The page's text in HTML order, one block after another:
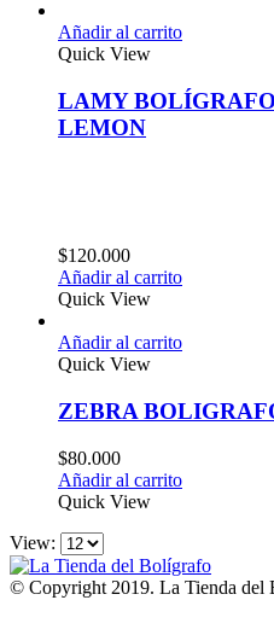
Añadir al carrito
Quick View
LAMY
LEMON
$120.000
Añadir al carrito
Quick View
Añadir al carrito
Quick View
ZEBRA
$80.000
Añadir al carrito
Quick View
View:
© Copyright 2019. La Tienda del